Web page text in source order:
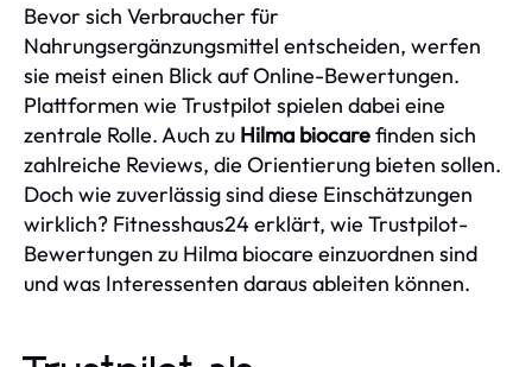
Bevor sich Verbraucher für
Nahrungsergänzungsmittel entscheiden, werfen
sie meist einen Blick auf Online-Bewertungen.
Plattformen wie Trustpilot spielen dabei eine
zentrale Rolle. Auch zu Hilma biocarefinden sich
zahlreiche Reviews, die Orientierung bieten sollen.
Doch wie zuverlässig sind diese Einschätzungen
wirklich? Fitnesshaus24 erklärt, wie Trustpilot-
Bewertungen zu Hilma biocare einzuordnen sind
und was Interessenten daraus ableiten können.